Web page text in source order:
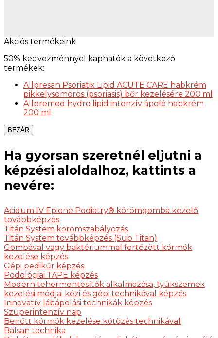
Akciós termékeink
50% kedvezménnyel kaphatók a következő
termékek:
Allpresan Psoriatix Lipid ACUTE CARE habkrém
pikkelysömörös (psoriasis) bőr kezelésére 200 ml
Allpremed hydro lipid intenzív ápoló habkrém
200 ml
BEZÁR
Ha gyorsan szeretnél eljutni a
képzési aloldalhoz, kattints a
nevére:
Acidum IV Epione Podiatry® körömgomba kezelő
továbbképzés
Titán System körömszabályozás
Titán System továbbképzés (Sub Titan)
Gombával vagy baktériummal fertőzött körmök
kezelése képzés
Gépi pedikűr képzés
Podológiai TAPE képzés
Modern tehermentesítők alkalmazása, tyúkszemek
kezelési módjai kézi és gépi technikával képzés
Innovatív lábápolási technikák képzés
Szuperintenzív nap
Benőtt körmök kezelése kötözés technikával
Balsan technika